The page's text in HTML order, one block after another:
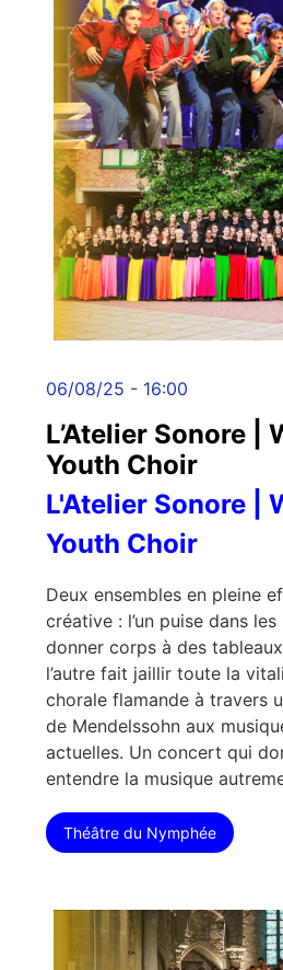
06/08/25 - 16:00
L’Atelier Sonore |
Youth Choir
L'Atelier Sonore |
Youth Choir
Deux ensembles en pleine
créative : l’un puise dans
donner corps à des
l’autre fait jaillir toute la
chorale flamande à travers
de Mendelssohn aux
actuelles. Un concert qui
entendre la musique
Théâtre du Nymphée